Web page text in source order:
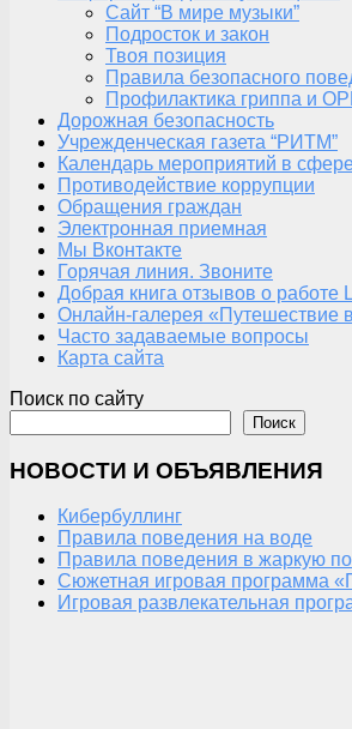
Сайт “В мире музыки”
Подросток и закон
Твоя позиция
Правила безопасного
Профилактика гриппа и
Дорожная безопасность
Учрежденческая газета “РИТМ”
Календарь мероприятий в
Противодействие коррупции
Обращения граждан
Электронная приемная
Мы Вконтакте
Горячая линия. Звоните
Добрая книга отзывов о работе
Онлайн-галерея «Путешествие
Часто задаваемые вопросы
Карта сайта
Поиск по сайту
Поиск
НОВОСТИ И ОБЪЯВЛЕНИЯ
Кибербуллинг
Правила поведения на воде
Правила поведения в жаркую
Сюжетная игровая программа
Игровая развлекательная